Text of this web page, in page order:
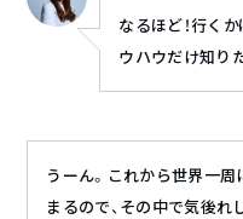
なるほど！行く
ウハウだけ知り
うーん。これから世界一
まるので、その中で気後れ